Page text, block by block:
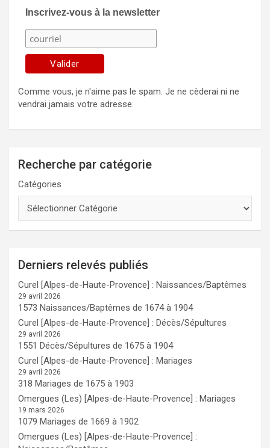
Inscrivez-vous à la newsletter
Comme vous, je n'aime pas le spam. Je ne cèderai ni ne
vendrai jamais votre adresse.
Recherche par catégorie
Catégories
Derniers relevés publiés
Curel [Alpes-de-Haute-Provence] : Naissances/Baptêmes
29 avril 2026
1573 Naissances/Baptêmes de 1674 à 1904
Curel [Alpes-de-Haute-Provence] : Décès/Sépultures
29 avril 2026
1551 Décès/Sépultures de 1675 à 1904
Curel [Alpes-de-Haute-Provence] : Mariages
29 avril 2026
318 Mariages de 1675 à 1903
Omergues (Les) [Alpes-de-Haute-Provence] : Mariages
19 mars 2026
1079 Mariages de 1669 à 1902
Omergues (Les) [Alpes-de-Haute-Provence] :